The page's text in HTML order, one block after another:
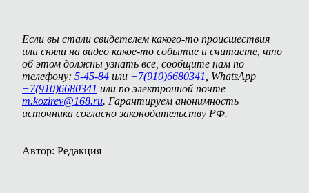
Если вы стали свидетелем какого-то происшествия
или сняли на видео какое-то событие и считаете, что
об этом должны узнать все, сообщите нам по
телефону: 5-45-84 или +7(910)6680341
, WhatsApp
+7(910)6680341 или по электронной почте
m.kozirev@168.ru. Гарантируем анонимность
источника согласно законодательству РФ.
Автор: Редакция